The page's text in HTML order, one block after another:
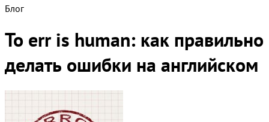
Блог
To err is human: как правильно
делать ошибки на английском